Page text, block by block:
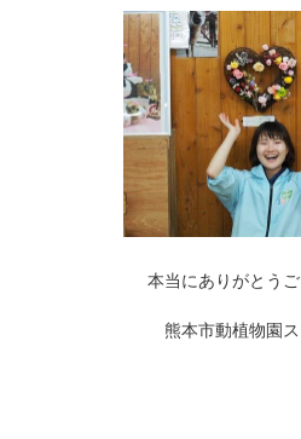
本当にありがとうご
熊本市動植物園